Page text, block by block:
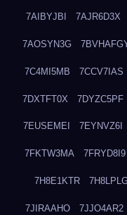
7AIBYJBI 7AJR6D3X
7AOSYN3G
7C4MI5MB 7CCV7IAS
7DXTFT0X 7DYZC5PF
7EUSEMEI 7EYNVZ6I
7FKTW3MA 7FRYD8I9
7H8E1KTR
7JIRAAHO 7JJO4AR2